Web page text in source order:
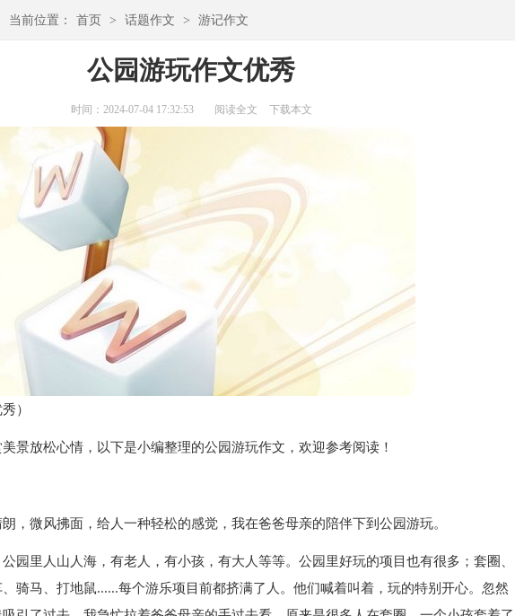
当前位置： 首页 > 话题作文 > 游记作文
公园游玩作文优秀
时间：2024-07-04 17:32:53 阅读全文 下载本文
）
景放松心情，以下是小编整理的公园游玩作文，欢迎参考阅读！
，微风拂面，给人一种轻松的感觉，我在爸爸母亲的陪伴下到公园游玩。
园里人山人海，有老人，有小孩，有大人等等。公园里好玩的项目也有很多；套圈、
骑马、打地鼠......每个游乐项目前都挤满了人。他们喊着叫着，玩的特别开心。忽然